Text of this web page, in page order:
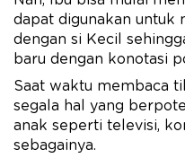
dapat digunakan untuk
dengan si Kecil
baru dengan konotasi
Saat waktu membaca
segala hal yang
anak seperti televisi,
sebagainya.